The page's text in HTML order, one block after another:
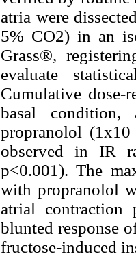
atria were
5% CO2) in an
Grass®,
evaluate
Cumulative dose-
basal
propranolol
observed in IR
p<0.001). The
with propranolol
atrial contraction
blunted response
fructose-induced